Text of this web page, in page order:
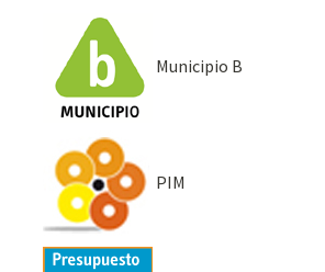
Municipio B
PIM